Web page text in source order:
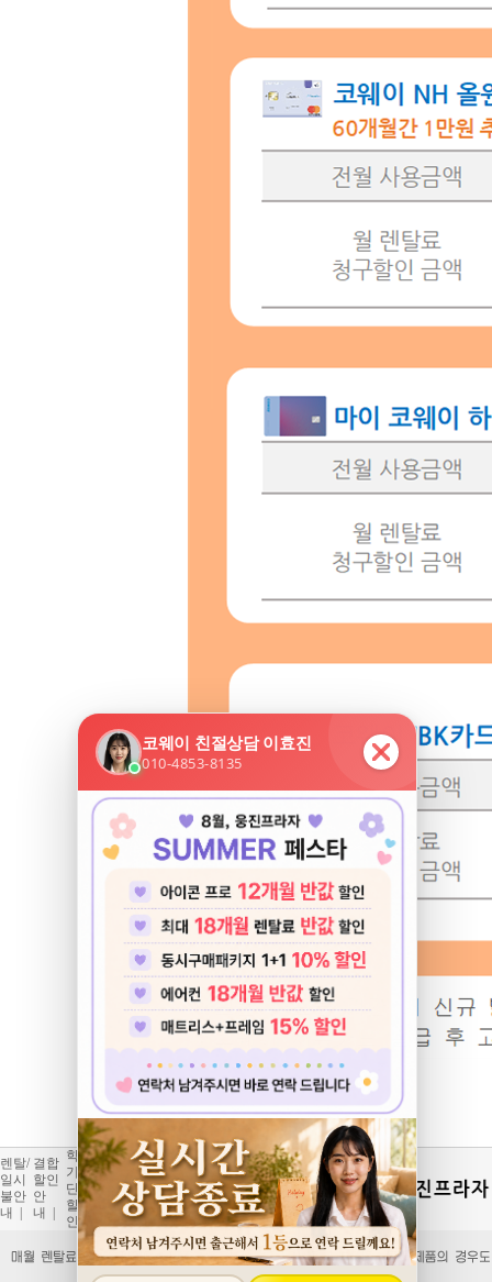
렌탈/
일시
불안
내
결합
할인
안
내
학교/
기업
단체
할
인 |
제휴
카드
할
|
코디
(하트)
서비
스
|
개인
정보
처리
방
침|